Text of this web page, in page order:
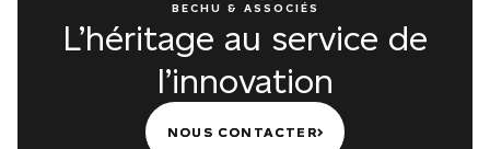
BECHU & ASSOCIÉS
L’héritage au service de
l’innovation
NOUS CONTACTER
NOUS CONTACTER